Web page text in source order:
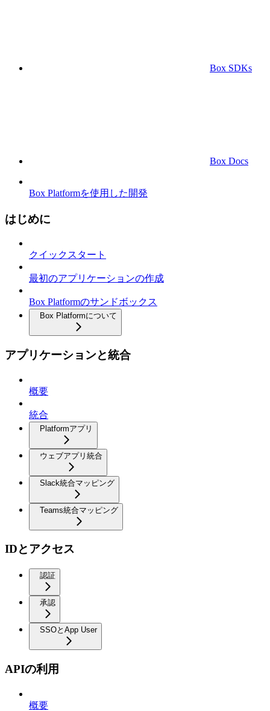
Box SDKs
Box Docs
Box Platformを使用した開発
はじめに
クイックスタート
最初のアプリケーションの作成
Box Platformのサンドボックス
Box Platformについて
アプリケーションと統合
概要
統合
Platformアプリ
ウェブアプリ統合
Slack統合マッピング
Teams統合マッピング
IDとアクセス
認証
承認
SSOとApp User
APIの利用
概要